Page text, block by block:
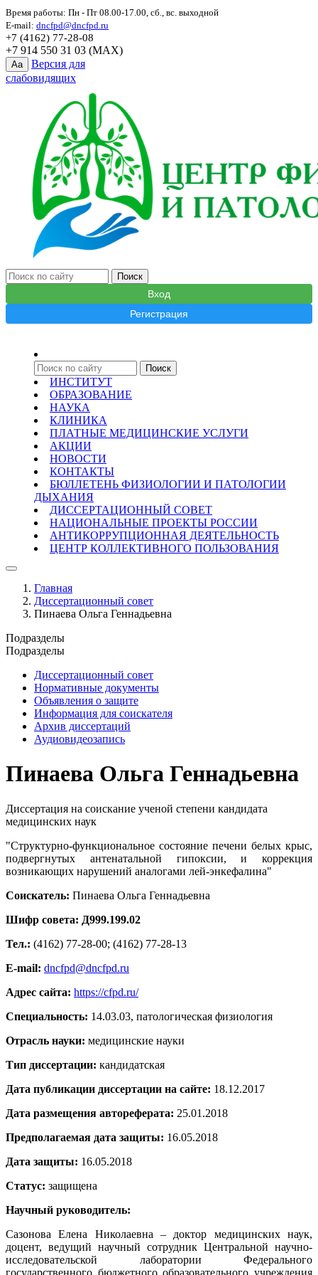
Время работы: Пн - Пт 08.00-17.00, сб., вс. выходной
E-mail: dncfpd@dncfpd.ru
+7 (4162) 77-28-08
+7 914 550 31 03 (MAX)
Aa
Версия для
слабовидящих
Вход
Регистрация
ИНСТИТУТ
ОБРАЗОВАНИЕ
НАУКА
КЛИНИКА
ПЛАТНЫЕ МЕДИЦИНСКИЕ УСЛУГИ
АКЦИИ
НОВОСТИ
КОНТАКТЫ
БЮЛЛЕТЕНЬ ФИЗИОЛОГИИ И ПАТОЛОГИИ
ДЫХАНИЯ
ДИССЕРТАЦИОННЫЙ СОВЕТ
НАЦИОНАЛЬНЫЕ ПРОЕКТЫ РОССИИ
АНТИКОРРУПЦИОННАЯ ДЕЯТЕЛЬНОСТЬ
ЦЕНТР КОЛЛЕКТИВНОГО ПОЛЬЗОВАНИЯ
Главная
Диссертационный совет
Пинаева Ольга Геннадьевна
Подразделы
Подразделы
Диссертационный совет
Нормативные документы
Объявления о защите
Информация для соискателя
Архив диссертаций
Аудиовидеозапись
Пинаева Ольга Геннадьевна
Диссертация на соискание ученой степени кандидата
медицинских наук
"Структурно-функциональное состояние печени белых крыс,
подвергнутых антенатальной гипоксии, и коррекция
возникающих нарушений аналогами лей-энкефалина"
Соискатель: Пинаева Ольга Геннадьевна
Шифр совета: Д999.199.02
Тел.: (4162) 77-28-00; (4162) 77-28-13
E-mail: dncfpd@dncfpd.ru
Адрес сайта: https://cfpd.ru/
Специальность: 14.03.03, патологическая физиология
Отрасль науки: медицинские науки
Тип диссертации: кандидатская
Дата публикации диссертации на сайте: 18.12.2017
Дата размещения автореферата: 25.01.2018
Предполагаемая дата защиты: 16.05.2018
Дата защиты: 16.05.2018
Статус: защищена
Научный руководитель:
Сазонова Елена Николаевна – доктор медицинских наук,
доцент, ведущий научный сотрудник Центральной научно-
исследовательской лаборатории Федерального
государственного бюджетного образовательного учреждения